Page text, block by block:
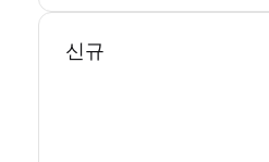
신규